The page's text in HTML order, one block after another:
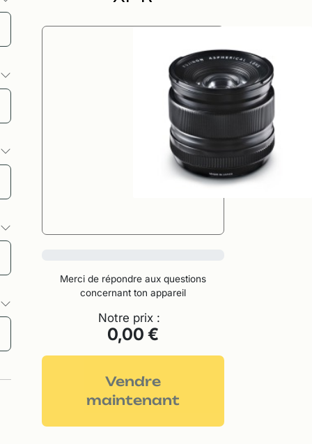
Merci de répondre aux questions
concernant ton appareil
Notre prix :
0,00 €
Vendre
maintenant